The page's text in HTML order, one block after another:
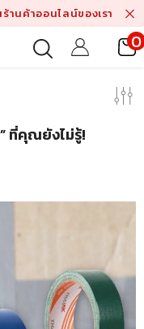
านค้าออนไลน์ของเรา
0
ที่คุณยังไม่รู้!